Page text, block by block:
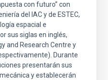
con futuro” con
del IAC y de ESTEC,
espacial e
sus siglas en inglés,
and Research Centre y
Durante
presentarán sus
y establecerán